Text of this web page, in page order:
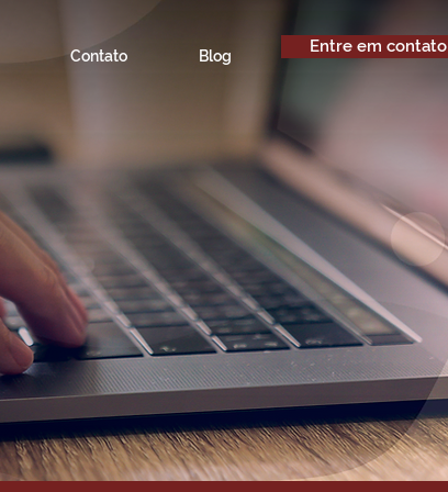
Contato Blog Entre em contato